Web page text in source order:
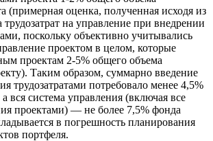
(примерная оценка, полученная исходя из
на управление при внедрении
поскольку объективно учитывались
проектом в целом, которые
проектам 2-5% общего объема
Таким образом, суммарно введение
трудозатратами потребовало менее 4,5%
а вся система управления (включая все
проектами) — не более 7,5% фонда
в погрешность планирования
портфеля.